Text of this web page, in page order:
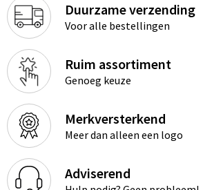
Duurzame verzending
Voor alle bestellingen
Ruim assortiment
Genoeg keuze
Merkversterkend
Meer dan alleen een logo
Adviserend